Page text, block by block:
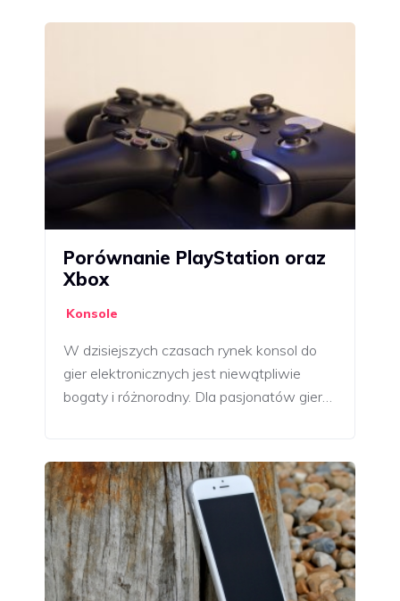
Porównanie PlayStation oraz
Xbox
Konsole
W dzisiejszych czasach rynek konsol do
gier elektronicznych jest niewątpliwie
bogaty i różnorodny. Dla pasjonatów gier…